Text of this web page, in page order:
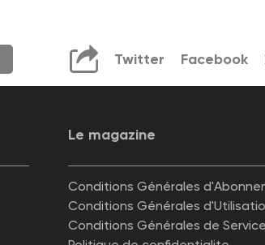
Twitter Facebook
Le magazine
Conditions Générales
Conditions Générales
Conditions Générales de Service